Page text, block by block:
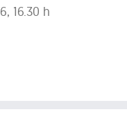
16.30 h